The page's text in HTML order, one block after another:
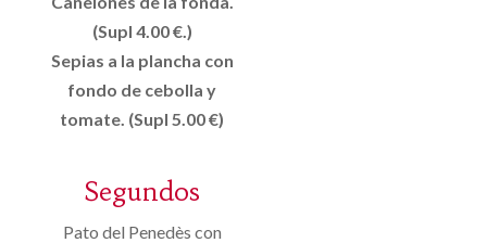
(Supl 4.00 €.)
Sepias a la plancha con
fondo de cebolla y
tomate. (Supl 5.00 €)
Segundos
Pato del Penedès con